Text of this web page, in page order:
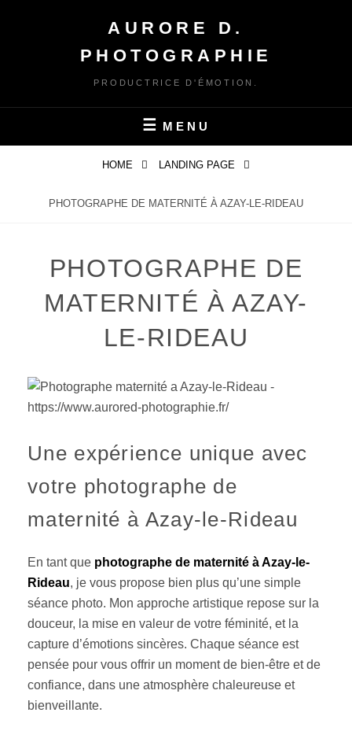
AURORE D.
PHOTOGRAPHIE
PRODUCTRICE D'ÉMOTION.
MENU
HOME LANDING PAGE
PHOTOGRAPHE DE MATERNITÉ À AZAY-LE-RIDEAU
PHOTOGRAPHE DE
MATERNITÉ À AZAY-
LE-RIDEAU
Une expérience unique avec
votre photographe de
maternité à Azay-le-Rideau
En tant que photographe de maternité à Azay-le-
Rideau, je vous propose bien plus qu’une simple
séance photo. Mon approche artistique repose sur la
douceur, la mise en valeur de votre féminité, et la
capture d’émotions sincères. Chaque séance est
pensée pour vous offrir un moment de bien-être et de
confiance, dans une atmosphère chaleureuse et
bienveillante.